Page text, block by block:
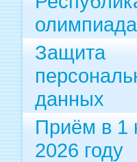
олимпиада
Защита
данных
Приём в 1
2026 году